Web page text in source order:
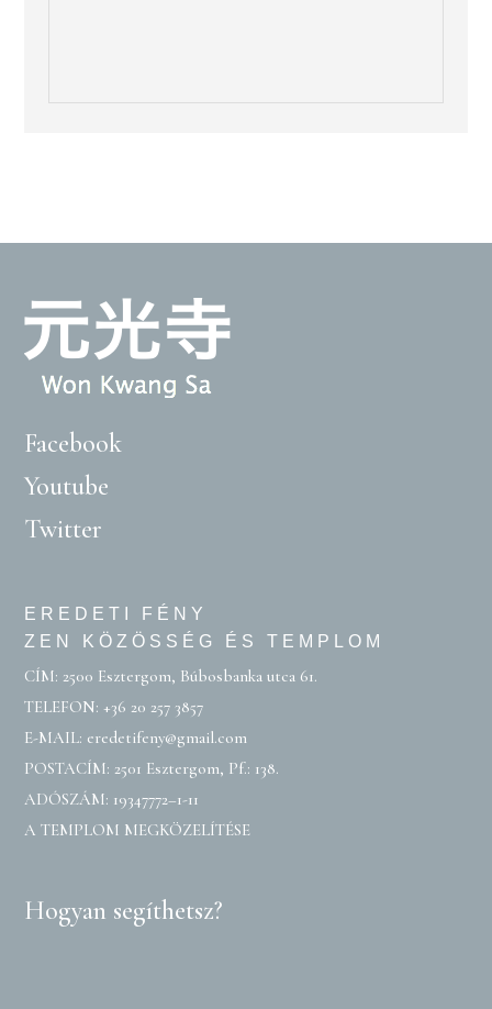
Facebook
Youtube
Twitter
EREDETI FÉNY
ZEN KÖZÖSSÉG ÉS TEMPLOM
CÍM: 2500 Esztergom, Búbosbanka utca 61.
TELEFON:+36 20 257 3857
E-MAIL: eredetifeny@gmail.com
POSTACÍM: 2501 Esztergom, Pf.: 138.
ADÓSZÁM: 19347772–1-11
A TEMPLOM MEGKÖZELÍTÉSE
Hogyan segíthetsz?